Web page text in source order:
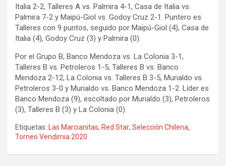
Italia 2-2, Talleres A vs. Palmira 4-1, Casa de Italia vs.
Palmira 7-2 y Maipú-Giol vs. Godoy Cruz 2-1. Puntero es
Talleres con 9 puntos, seguido por Maipú-Giol (4), Casa de
Italia (4), Godoy Cruz (3) y Palmira (0).
Por el Grupo B, Banco Mendoza vs. La Colonia 3-1,
Talleres B vs. Petroleros 1-5, Talleres B vs. Banco
Mendoza 2-12, La Colonia vs. Talleres B 3-5, Murialdo vs.
Petroleros 3-0 y Murialdo vs. Banco Mendoza 1-2. Líder es
Banco Mendoza (9), escoltado por Murialdo (3), Petroleros
(3), Talleres B (3) y La Colonia (0).
Etiquetas: Las Marcianitas, Red Star, Selección Chilena,
Torneo Vendimia 2020